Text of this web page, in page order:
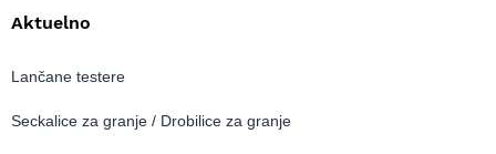
Aktuelno
Lančane testere
Seckalice za granje / Drobilice za granje